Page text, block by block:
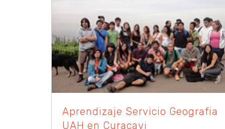
Aprendizaje Servicio Geografia
UAH en Curacavi